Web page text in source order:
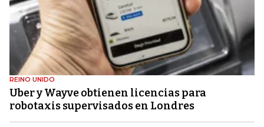
REINO UNIDO
Uber y Wayve obtienen licencias para
robotaxis supervisados ​​en Londres